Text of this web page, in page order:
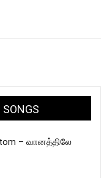
– வானத்திலே